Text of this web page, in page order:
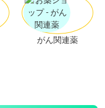
がん関連薬